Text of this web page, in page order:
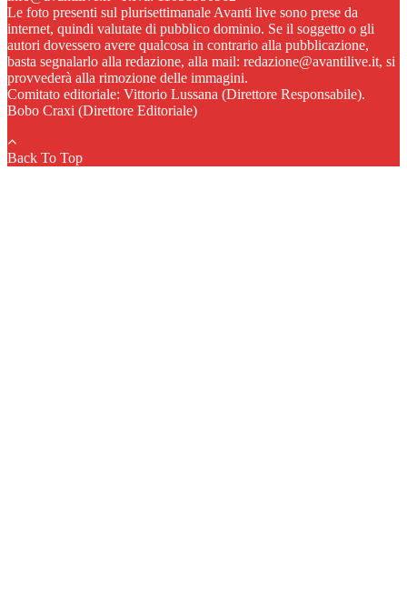
Le foto presenti sul plurisettimanale Avanti live sono prese da
internet, quindi valutate di pubblico dominio. Se il soggetto o gli
autori dovessero avere qualcosa in contrario alla pubblicazione,
basta segnalarlo alla redazione, alla mail: redazione@avantilive.it, si
provvederà alla rimozione delle immagini.
Comitato editoriale: Vittorio Lussana (Direttore Responsabile).
Bobo Craxi (Direttore Editoriale)
Back To Top